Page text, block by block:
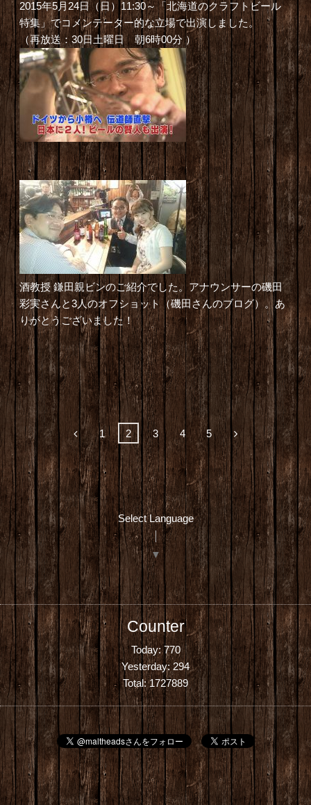
2015年5月24日（日）11:30～「北海道のクラフトビール
特集」でコメンテーター的な立場で出演しました。
（再放送：30日土曜日 朝6時00分 ）
酒教授鎌田親ビンのご紹介でした。アナウンサーの磯田
彩実さんと3人のオフショット（磯田さんのブログ）。あ
りがとうございました！
1 2 3 4 5
Select Language
▼
Counter
Today:770
Yesterday:294
Total:1727889